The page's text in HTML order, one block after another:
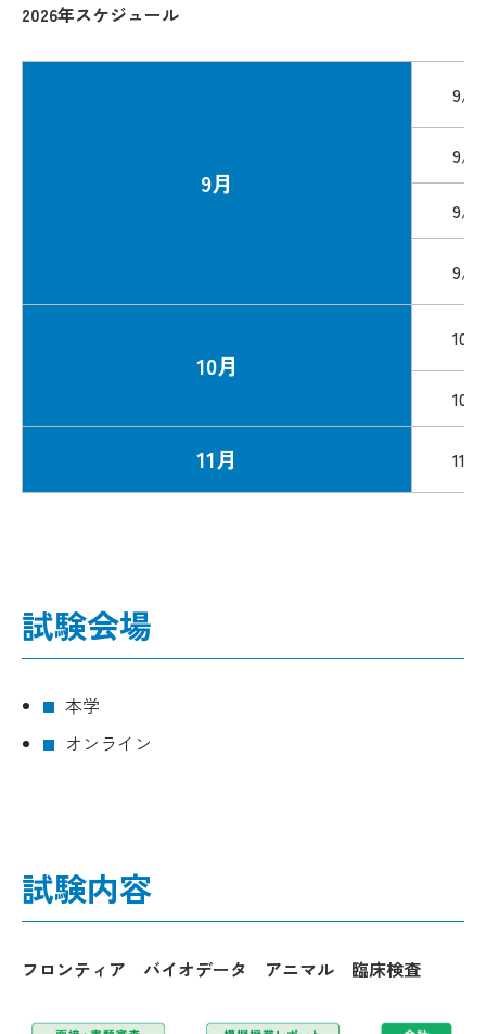
2026年スケジュール
9月
9/
9/
9/
9/
10月
10/
10/
11月 11/
試験会場
本学
オンライン
試験内容
フロンティア バイオデータ アニマル 臨床検査